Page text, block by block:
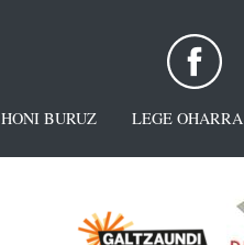
HONI BURUZ LEGE OHARRA